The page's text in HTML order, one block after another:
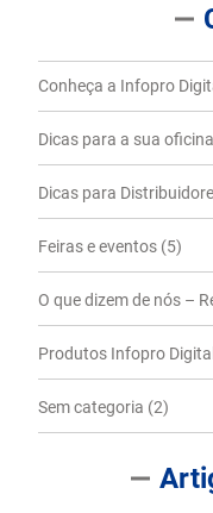
Conheça a Infopro
Dicas para a sua oficina
Dicas para
Feiras e eventos (5)
O que dizem de nós –
Produtos Infopro
Sem categoria (2)